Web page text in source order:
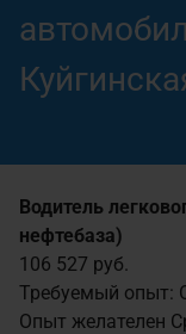
Закупки
О компании
Пресс-центр
Контакты
Личный
Водитель
нефтебаза)
106 527 руб.
Требуемый опыт:
Опыт желателен